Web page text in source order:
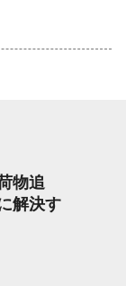
物追
解決す